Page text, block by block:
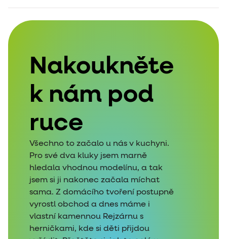
Nakoukněte
k nám pod
ruce
Všechno to začalo u nás v kuchyni.
Pro své dva kluky jsem marně
hledala vhodnou modelínu, a tak
jsem si ji nakonec začala míchat
sama. Z domácího tvoření postupně
vyrostl obchod a dnes máme i
vlastní kamennou Rejzárnu s
herničkami, kde si děti přijdou